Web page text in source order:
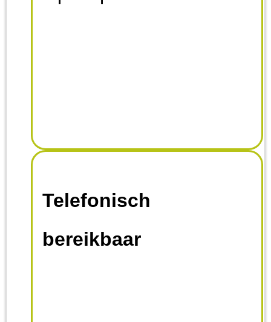
Telefonisch
bereikbaar